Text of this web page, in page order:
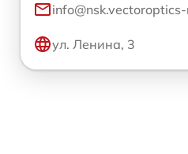
ул. Ленина, 3